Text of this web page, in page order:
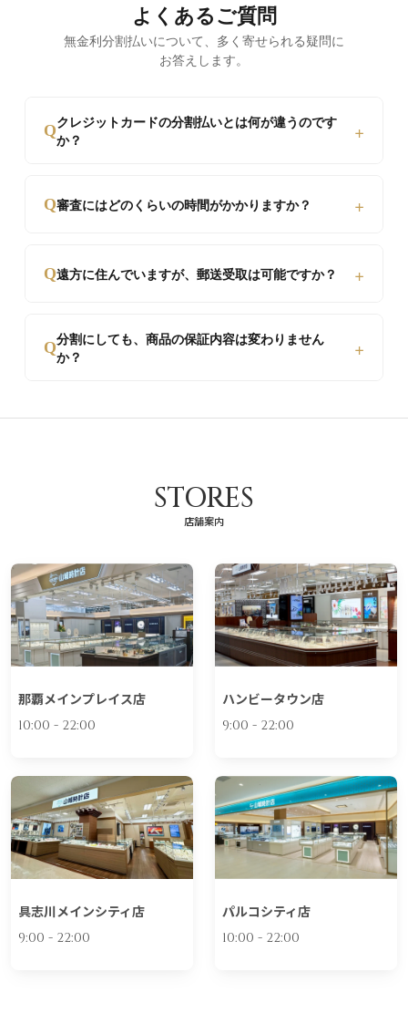
よくあるご質問
無金利分割払いについて、 多く寄せられる疑問に
お答えします。
Qクレジットカードの分割払いとは何が違うのです
か？
+
が、当店は最大60回まで金利手数料0円です。ま
Q審査にはどのくらいの時間がかかりますか？ +
届きます。お手続きもスマホから入力するだけで非
Q遠方に住んでいますが、郵送受取は可能ですか？ +
でご自宅まで発送いたします。もちろん店頭でのお
受け取りも可能です。
Q分割にしても、商品の保証内容は変わりません
か？
+
証・アフターサービスが受けられますので、ご安心
STORES
店舗案内
那覇メインプレイス店
10:00 - 22:00
ハンビータウン店
9:00 - 22:00
具志川メインシティ店
9:00 - 22:00
パルコシティ店
10:00 - 22:00